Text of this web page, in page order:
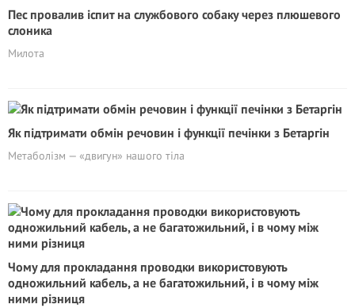
Пес провалив іспит на службового собаку через плюшевого
слоника
Милота
Як підтримати обмін речовин і функції печінки з Бетаргін
Метаболізм — «двигун» нашого тіла
Чому для прокладання проводки використовують
одножильний кабель, а не багатожильний, і в чому між
ними різниця